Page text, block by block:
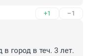
+1 –1
город в теч. 3 лет.